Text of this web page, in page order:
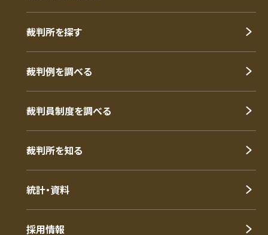
裁判所を探す
裁判例を調べる
裁判員制度を調べる
裁判所を知る
統計・資料
採用情報